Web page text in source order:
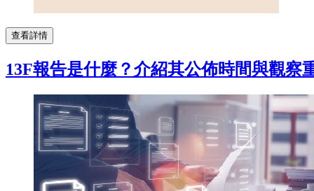
查看詳情
13F報告是什麼？介紹其公佈時間與觀察